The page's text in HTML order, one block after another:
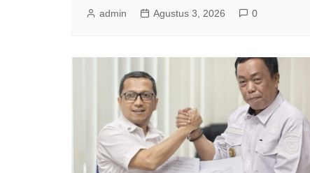
admin Agustus 3, 2026 0